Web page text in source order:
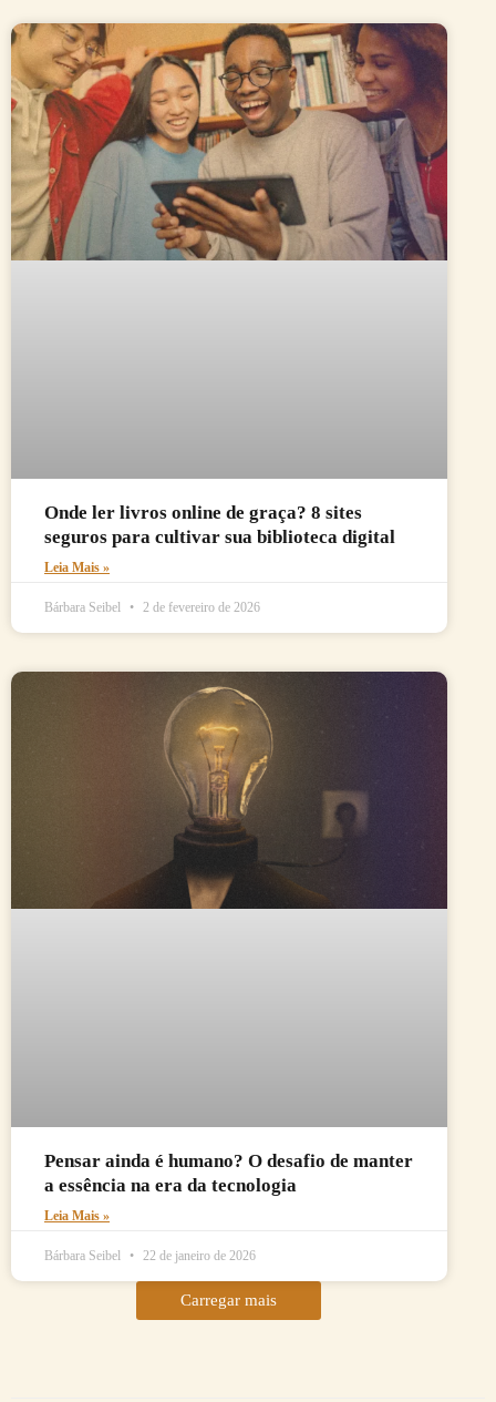
Onde ler livros online de graça? 8 sites
seguros para cultivar sua biblioteca digital
Leia Mais »
Bárbara Seibel 2 de fevereiro de 2026
Pensar ainda é humano? O desafio de manter
a essência na era da tecnologia
Leia Mais »
Bárbara Seibel 22 de janeiro de 2026
Carregar mais